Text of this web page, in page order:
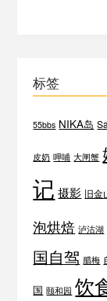
标签
55bbs NIKA岛
皮奶 呷哺 大闸蟹
记 摄影 旧金
泡烘焙 泸沽湖
国自驾 腊梅
国 颐和园 饮